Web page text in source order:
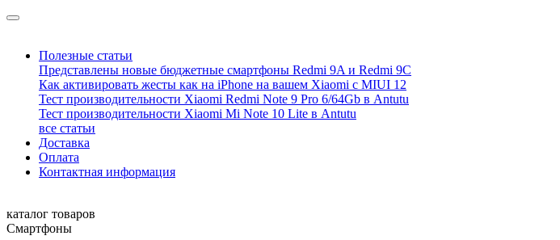
Полезные статьи
Представлены новые бюджетные смартфоны Redmi 9A и Redmi 9C
Как активировать жесты как на iPhone на вашем Xiaomi с MIUI 12
Тест производительности Xiaomi Redmi Note 9 Pro 6/64Gb в Antutu
Тест производительности Xiaomi Mi Note 10 Lite в Antutu
все статьи
Доставка
Оплата
Контактная информация
каталог товаров
Смартфоны